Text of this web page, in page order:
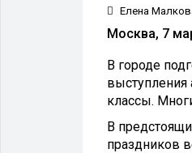
Елена
Москва, 7
В городе
выступления
классы.
В
праздников